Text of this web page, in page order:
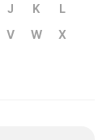
J K
L
V W
X